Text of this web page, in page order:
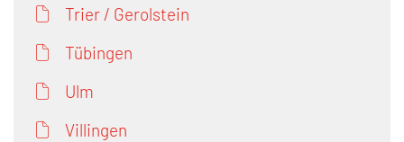
Trier / Gerolstein
Tübingen
Ulm
Villingen